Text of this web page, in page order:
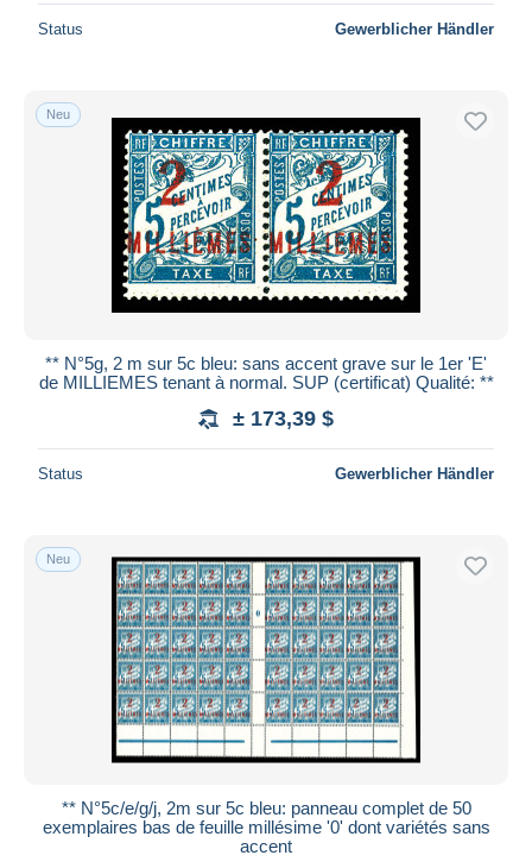
Status Gewerblicher Händler
Neu
** N°5g, 2 m sur 5c bleu: sans accent grave sur le 1er 'E'
de MILLIEMES tenant à normal. SUP (certificat) Qualité: **
± 173,39 $
Status Gewerblicher Händler
Neu
** N°5c/e/g/j, 2m sur 5c bleu: panneau complet de 50
exemplaires bas de feuille millésime '0' dont variétés sans
accent